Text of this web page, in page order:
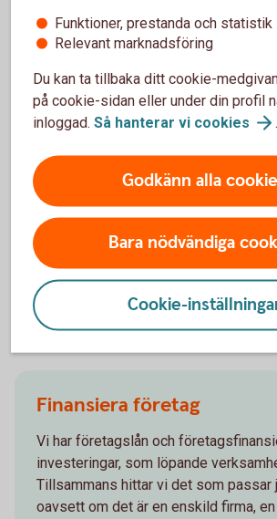
Bli din egen, vid sidanom!
Bli företagskund hos oss
Ska du starta ett bolag eller har ett
företagspaket för smidiga
där för er genom hela livscykeln.
ett företag, firma eller förening.
företagskund hos oss!
Bli företagskund hososs
Finansiera företag
Vi har företagslån och
investeringar, som löpande
Tillsammans hittar vi det som passar
oavsett om det är en enskild firma,
Funktioner, prestanda och statistik
Relevant marknadsföring
Du kan ta tillbaka ditt cookie-
på cookie-sidan eller under din profil
inloggad. Så hanterar vi cookies .
Godkänn alla
Bara nödvändiga
Cookie-